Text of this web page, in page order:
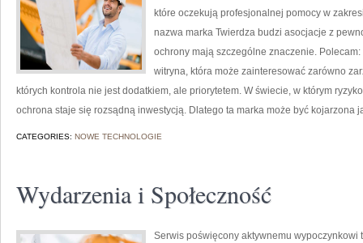
które oczekują profesjonalnej pomocy w
nazwa marka Twierdza budzi asocjacje z
ochrony mają szczególne znaczenie.
witryna, która może zainteresować zarówno
których kontrola nie jest dodatkiem, ale priorytetem. W świecie, w którym
ochrona staje się rozsądną inwestycją. Dlatego ta marka może być kojarzona
CATEGORIES: NOWE TECHNOLOGIE
Wydarzenia i Społeczność
Serwis poświęcony aktywnemu